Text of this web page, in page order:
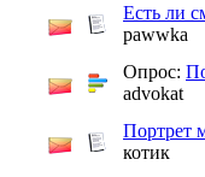
Есть ли
pawwka
Опрос:
advokat
Портрет
котик